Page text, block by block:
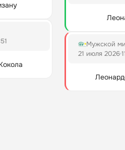
Мужской
21 июля 2026